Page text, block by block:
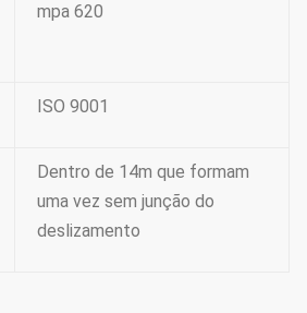
mpa 620
ISO 9001
Dentro de 14m que formam
uma vez sem junção do
deslizamento